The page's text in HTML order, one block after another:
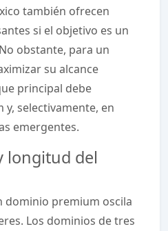
también ofrecen
si el objetivo es un
obstante, para un
su alcance
principal debe
y, selectivamente, en
emergentes.
longitud del
dominio premium oscila
Los dominios de tres